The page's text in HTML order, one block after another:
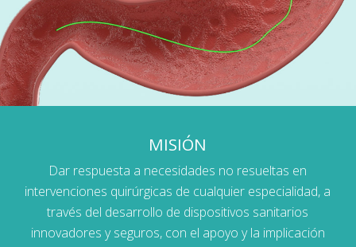
MISIÓN
Dar respuesta a necesidades no resueltas en
intervenciones quirúrgicas de cualquier especialidad, a
través del desarrollo de dispositivos sanitarios
innovadores y seguros, con el apoyo y la implicación